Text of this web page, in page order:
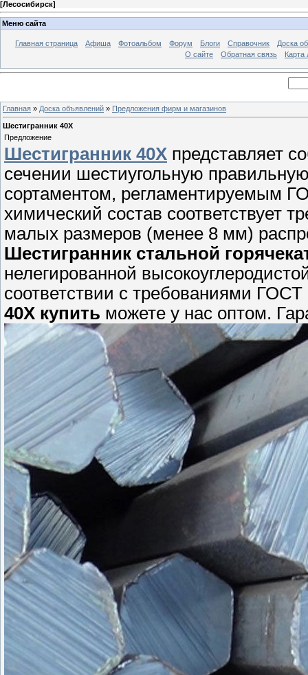
[Лесосибирск]
Меню сайта
Главная страница Афиша Фотоальбом Форум Блоги Справочник
Доска
О сайте
Обратная связь Карта
Главная » Доска объявлений » Предложения фирм и магазинов
Шестигранник 40Х
Предложение
Шестигранник 40Х представляет
сечении шестиугольную
сортаментом, регламентируемым
химический состав соответствует
малых размеров (менее 8 мм)
Шестигранник стальной
нелегированной
соответствии с требованиями
40Х купить можете у нас оптом.